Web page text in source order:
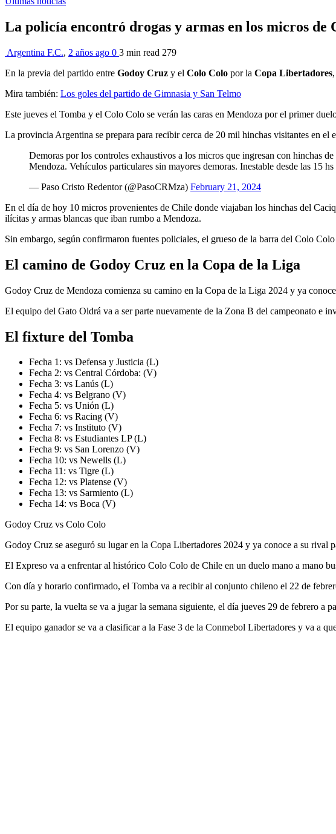
La policía encontró drogas y armas en los micros de
Argentina F.C., 2 años ago 0 3 min read 279
En la previa del partido entre Godoy Cruz y el Colo Colo por la Copa Libertadores
Mira también: Los goles del partido de Gimnasia y San Telmo
Este jueves el Tomba y el Colo Colo se verán las caras en Mendoza por el primer
La provincia Argentina se prepara para recibir cerca de 20 mil hinchas visitantes en el
Demoras por los controles exhaustivos a los micros que ingresan con hinchas
Mendoza. Vehículos particulares sin mayores demoras. Inestable desde las 15
— Paso Cristo Redentor (@PasoCRMza) February 21, 2024
En el día de hoy 10 micros provenientes de Chile donde viajaban los hinchas del
ilícitas y armas blancas que iban rumbo a Mendoza.
Sin embargo, según confirmaron fuentes policiales, el grueso de la barra del Colo
El camino de Godoy Cruz en la Copa de la Liga
Godoy Cruz de Mendoza comienza su camino en la Copa de la Liga 2024 y ya
El equipo del Gato Oldrá va a ser parte nuevamente de la Zona B del campeonato e
El fixture del Tomba
Fecha 1: vs Defensa y Justicia (L)
Fecha 2: vs Central Córdoba: (V)
Fecha 3: vs Lanús (L)
Fecha 4: vs Belgrano (V)
Fecha 5: vs Unión (L)
Fecha 6: vs Racing (V)
Fecha 7: vs Instituto (V)
Fecha 8: vs Estudiantes LP (L)
Fecha 9: vs San Lorenzo (V)
Fecha 10: vs Newells (L)
Fecha 11: vs Tigre (L)
Fecha 12: vs Platense (V)
Fecha 13: vs Sarmiento (L)
Fecha 14: vs Boca (V)
Godoy Cruz vs Colo Colo
Godoy Cruz se aseguró su lugar en la Copa Libertadores 2024 y ya conoce a su rival
El Expreso va a enfrentar al histórico Colo Colo de Chile en un duelo mano a mano
Con día y horario confirmado, el Tomba va a recibir al conjunto chileno el 22 de
Por su parte, la vuelta se va a jugar la semana siguiente, el día jueves 29 de febrero a
El equipo ganador se va a clasificar a la Fase 3 de la Conmebol Libertadores y va a